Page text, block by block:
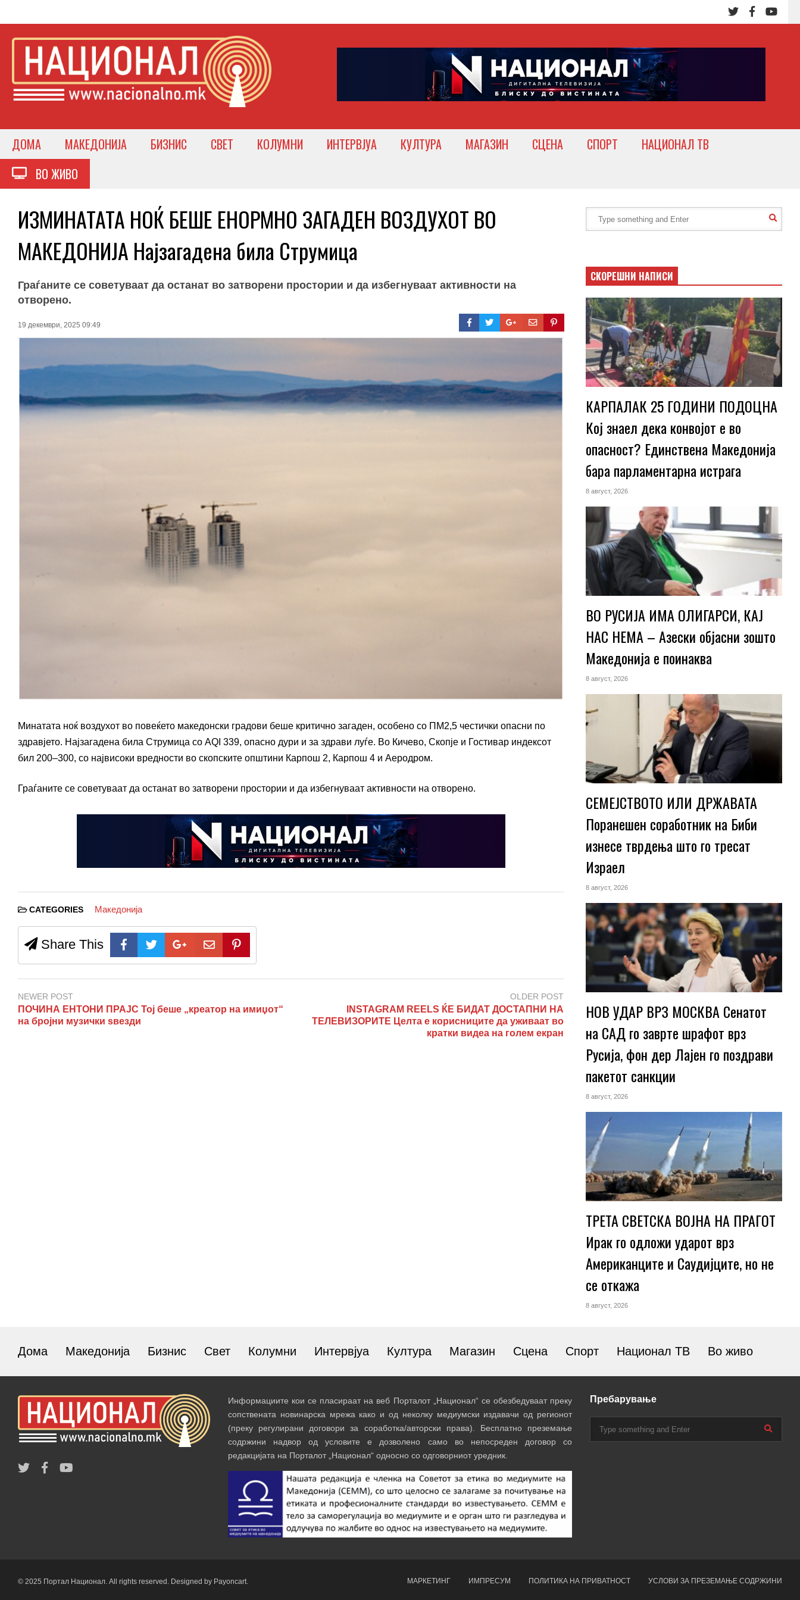
ДОМА МАКЕДОНИЈА БИЗНИС СВЕТ КОЛУМНИ ИНТЕРВЈУА КУЛТУРА МАГАЗИН СЦЕНА СПОРТ
НАЦИОНАЛ ТВ
ВО ЖИВО
ИЗМИНАТАТА НОЌ БЕШЕ ЕНОРМНО ЗАГАДЕН ВОЗДУХОТ ВО
МАКЕДОНИЈА Најзагадена била Струмица
Граѓаните се советуваат да останат во затворени простории и да избегнуваат активности на
отворено.
19 декември, 2025 09:49
Минатата ноќ воздухот во повеќето македонски градови беше критично загаден, особено со ПМ2,5 честички опасни по
здравјето. Најзагадена била Струмица со AQI 339, опасно дури и за здрави луѓе. Во Кичево, Скопје и Гостивар индексот
бил 200–300, со највисоки вредности во скопските општини Карпош 2, Карпош 4 и Аеродром.
Граѓаните се советуваат да останат во затворени простории и да избегнуваат активности на отворено.
CATEGORIES Македонија
Share This
NEWER POST
ПОЧИНА ЕНТОНИ ПРАЈС Тој беше „креатор на имиџот“
на бројни музички ѕвезди
OLDER POST
INSTAGRAM REELS ЌЕ БИДАТ ДОСТАПНИ НА
ТЕЛЕВИЗОРИТЕ Целта е корисниците да уживаат во
кратки видеа на голем екран
СКОРЕШНИ НАПИСИ
КАРПАЛАК 25 ГОДИНИ ПОДОЦНА
Кој знаел дека конвојот е во
опасност? Единствена Македoнија
бара парламентарна истрага
8 август, 2026
ВО РУСИЈА ИМА ОЛИГАРСИ, КАЈ
НАС НЕМА – Азески објасни зошто
Македонија е поинаква
8 август, 2026
СЕМЕЈСТВОТО ИЛИ ДРЖАВАТА
Поранешен соработник на Биби
изнесе тврдења што го тресат
Израел
8 август, 2026
НОВ УДАР ВРЗ МОСКВА Сенатот
на САД го заврте шрафот врз
Русија, фон дер Лајен го поздрави
пакетот санкции
8 август, 2026
ТРЕТА СВЕТСКА ВОЈНА НА ПРАГОТ
Ирак го одложи ударот врз
Американците и Саудијците, но не
се откажа
8 август, 2026
Дома Македонија Бизнис Свет Колумни Интервјуа Култура Магазин Сцена Спорт Национал ТВ Во живо
Информациите кои се пласираат на веб Порталот „Национал“ се обезбедуваат преку
сопствената новинарска мрежа како и од неколку медиумски издавачи од регионот
(преку регулирани договори за соработка/авторски права). Бесплатно преземање
содржини надвор од условите е дозволено само во непосреден договор со
редакцијата на Порталот „Национал“ односно со одговорниот уредник.
Пребарување
© 2025 Портал Национал. All rights reserved. Designed by Payoncart. МАРКЕТИНГ ИМПРЕСУМ ПОЛИТИКА НА ПРИВАТНОСТ УСЛОВИ ЗА ПРЕЗЕМАЊЕ СОДРЖИНИ